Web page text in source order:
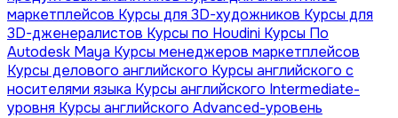
маркетплейсов Курсы для 3D-художников Курсы для
3D-дженералистов Курсы по Houdini Курсы По
Autodesk Maya Курсы менеджеров маркетплейсов
Курсы делового английского Курсы английского с
носителями языка Курсы английского Intermediate-
уровня Курсы английского Advanced-уровень